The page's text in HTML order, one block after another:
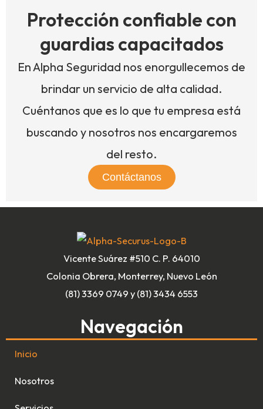
Protección confiable con
guardias capacitados
En Alpha Seguridad nos enorgullecemos de
brindar un servicio de alta calidad.
Cuéntanos que es lo que tu empresa está
buscando y nosotros nos encargaremos
del resto.
Contáctanos
Vicente Suárez #510 C. P. 64010
Colonia Obrera, Monterrey, Nuevo León
(81) 3369 0749 y (81) 3434 6553
Navegación
Inicio
Nosotros